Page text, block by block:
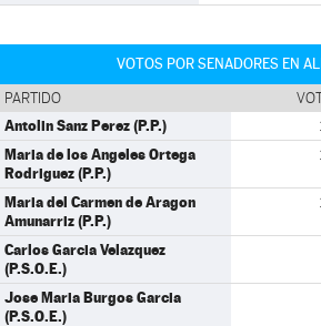
VOTOS POR SENADORES EN
PARTIDO
Antolin Sanz Perez (P.P.)
Maria de los Angeles Ortega
Rodriguez (P.P.)
Maria del Carmen de Aragon
Amunarriz (P.P.)
Carlos Garcia Velazquez
(P.S.O.E.)
Jose Maria Burgos Garcia
(P.S.O.E.)